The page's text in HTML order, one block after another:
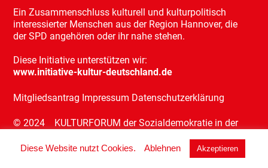
Ein Zusammenschluss kulturell und kulturpolitisch
interessierter Menschen aus der Region Hannover, die
der SPD angehören oder ihr nahe stehen.
Diese Initiative unterstützen wir:
www.initiative-kultur-deutschland.de
Mitgliedsantrag Impressum Datenschutzerklärung
© 2024 KULTURFORUM der Sozialdemokratie in der
Diese Website nutzt Cookies. Ablehnen Akzeptieren